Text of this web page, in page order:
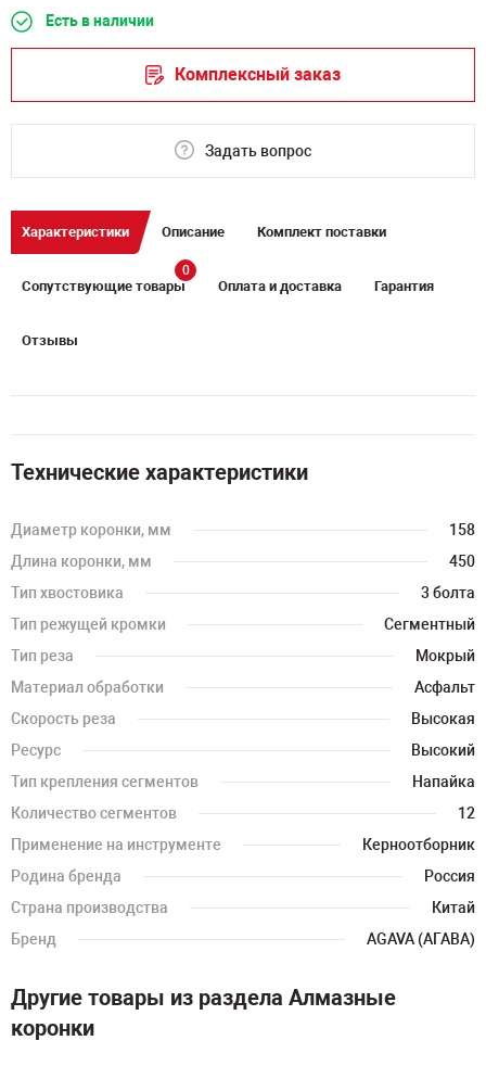
Есть в наличии
Комплексный заказ
Задать вопрос
Характеристики Описание Комплект поставки
Сопутствующие товары
0
Оплата и доставка Гарантия
Отзывы
Технические характеристики
Диаметр коронки, мм
158
Длина коронки, мм
450
Тип хвостовика
3 болта
Тип режущей кромки
Сегментный
Тип реза
Мокрый
Материал обработки
Асфальт
Скорость реза
Высокая
Ресурс
Высокий
Тип крепления сегментов
Напайка
Количество сегментов
12
Применение на инструменте
Керноотборник
Родина бренда
Россия
Страна производства
Китай
Бренд
AGAVA (АГАВА)
Другие товары из раздела Алмазные
коронки